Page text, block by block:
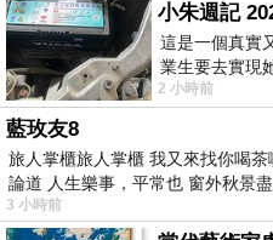
這是一個真實
業生要去實現
情況下，靠著
2 小時前
藍玫友8
旅人掌櫃旅人掌櫃 我又來找你喝
論道 人生樂事，平常也 窗外秋景
3 小時前